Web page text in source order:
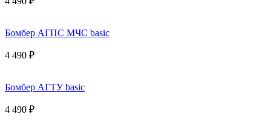
Бомбер АГПС МЧС basic
4 490 ₽
Бомбер АГТУ basic
4 490 ₽